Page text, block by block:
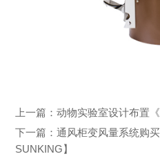
上一篇： 动物实验室设计布置
下一篇： 通风柜变风量系统购
SUNKING】